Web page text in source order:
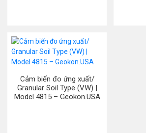
Cảm biến đo ứng xuất/
Granular Soil Type (VW) |
Model 4815 – Geokon.USA